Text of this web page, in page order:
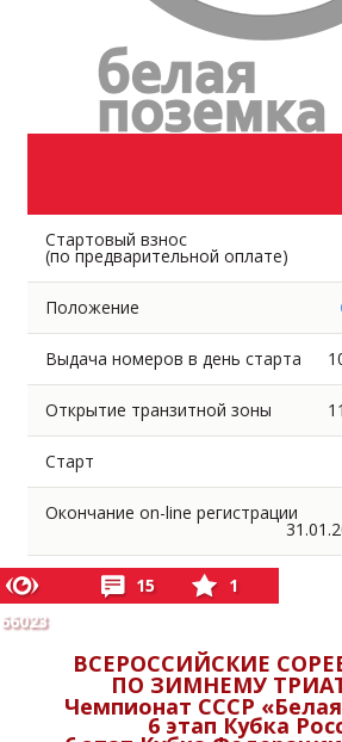
Стартовый взнос
(по предварительной оплате)
Положение
Выдача номеров в день старта
Открытие транзитной зоны
Старт
Окончание on-line регистрации
66023
15 1
ВСЕРОССИЙСКИЕ
ПО ЗИМНЕМУ
Чемпионат СССР
6 этап Кубка